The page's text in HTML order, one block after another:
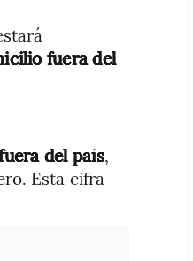
fuera del
del país,
Esta cifra